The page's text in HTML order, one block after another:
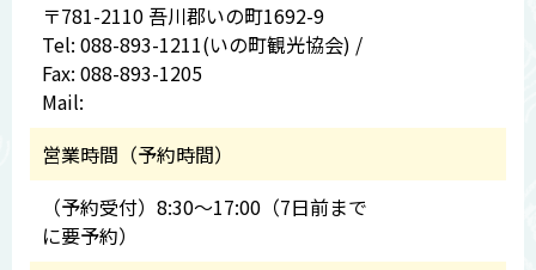
〒781-2110 吾川郡いの町1692-9
Tel: 088-893-1211(いの町観光協会) /
Fax: 088-893-1205
Mail:
営業時間（予約時間）
（予約受付）8:30～17:00（7日前まで
に要予約）